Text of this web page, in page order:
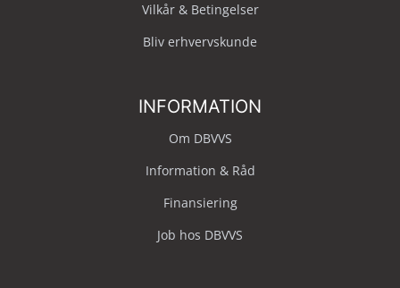
Vilkår & Betingelser
Bliv erhvervskunde
INFORMATION
Om DBVVS
Information & Råd
Finansiering
Job hos DBVVS